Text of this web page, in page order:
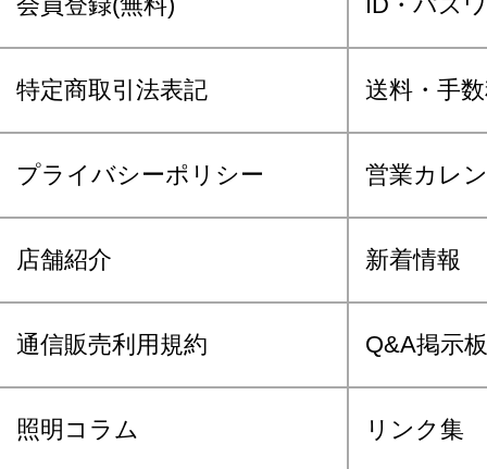
特定商取引法表記 送料・手
プライバシーポリシー 営業カレ
店舗紹介 新着情報
通信販売利用規約 Q&A掲示板
照明コラム リンク集